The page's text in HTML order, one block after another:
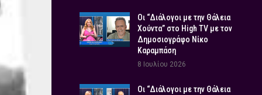
Οι “Διάλογοι με την Θάλεια
Χούντα” στο High TV με τον
Δημοσιογράφο Νίκο
Καραμπάση
8 Ιουλίου 2026
Οι “Διάλογοι με την Θάλεια